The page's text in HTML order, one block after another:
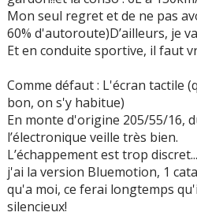
Mon seul regret et de ne pas
60% d'autoroute)D’ailleurs, je
Et en conduite sportive, il faut
Comme défaut : L'écran tactile
bon, on s'y habitue)
En monte d'origine 205/55/16,
l’électronique veille très bien.
L’échappement est trop
j'ai la version Bluemotion, 1
qu'a moi, ce ferai longtemps
silencieux!